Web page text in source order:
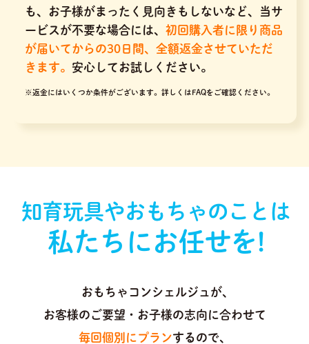
も、お子様がまったく見向きもしないなど、当サ
ービスが不要な場合には、 初回購入者に限り商品
が届いてからの30日間、全額返金させていただ
きます。 安心してお試しください。
※返金にはいくつか条件がございます。 詳しくはFAQをご確認ください。
知育玩具やおもちゃのことは
私たちにお任せを!
おもちゃコンシェルジュが､
お客様のご要望・お子様の志向に合わせて
毎回個別にプランするので、